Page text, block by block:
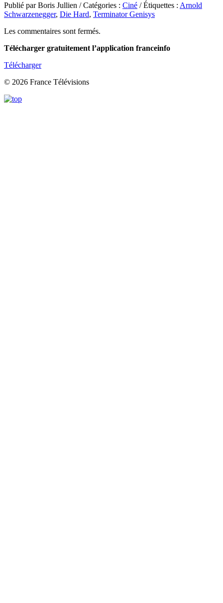
Publié par Boris Jullien / Catégories : Ciné / Étiquettes : Arnold
Schwarzenegger, Die Hard, Terminator Genisys
Les commentaires sont fermés.
Télécharger gratuitement l’application franceinfo
Télécharger
© 2026 France Télévisions